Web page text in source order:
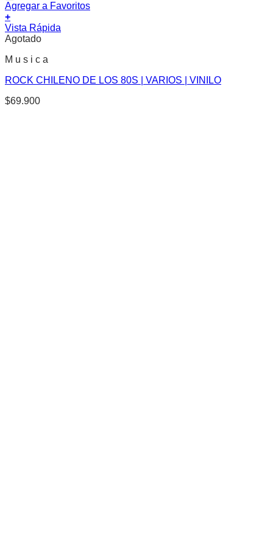
Agregar a Favoritos
+
Vista Rápida
Agotado
M u s i c a
ROCK CHILENO DE LOS 80S | VARIOS | VINILO
$69.900